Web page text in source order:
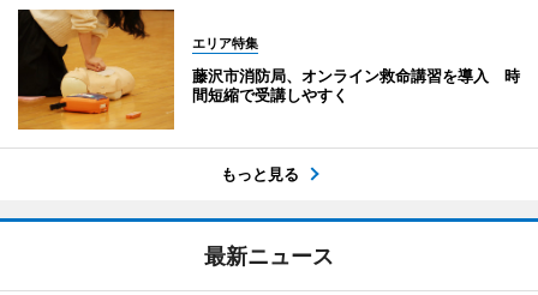
エリア特集
藤沢市消防局、オンライン救命講習を導入 時
間短縮で受講しやすく
もっと見る
最新ニュース